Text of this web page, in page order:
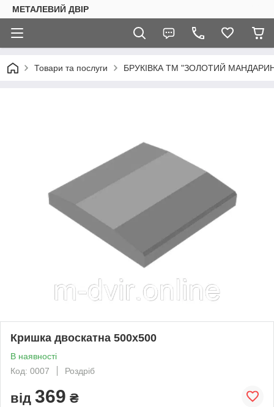
МЕТАЛЕВИЙ ДВІР
Товари та послуги БРУКІВКА ТМ "ЗОЛОТИЙ
Кришка двоскатна 500х500
В наявності
Код: 0007
Роздріб
від 369 ₴